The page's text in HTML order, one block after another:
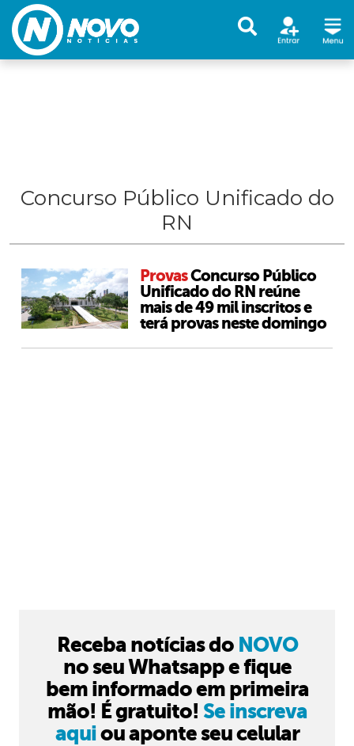
Concurso Público Unificado do
RN
ProvasConcurso Público
Unificado do RN reúne
mais de 49 mil inscritos e
terá provas neste domingo
Receba notícias do NOVO
no seu Whatsapp e fique
bem informado em primeira
mão! É gratuito! Se inscreva
aquiou aponte seu celular